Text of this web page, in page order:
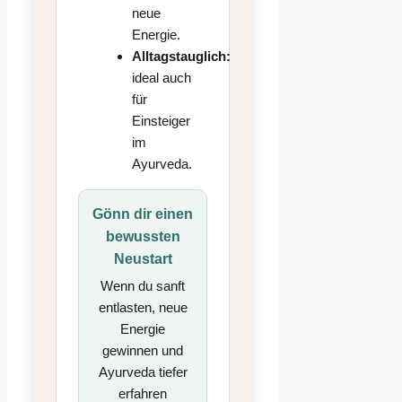
neue
Energie.
Alltagstauglich:
ideal auch
für
Einsteiger
im
Ayurveda.
Gönn dir einen
bewussten
Neustart
Wenn du sanft
entlasten, neue
Energie
gewinnen und
Ayurveda tiefer
erfahren